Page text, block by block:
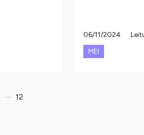
06/11/2024
MEI
… 12